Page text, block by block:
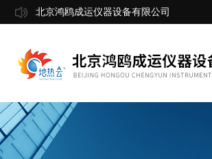
北京鸿鸥成运仪器设备有限公司